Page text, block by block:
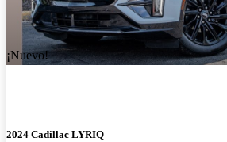
¡Nuevo!
2024 Cadillac LYRIQ